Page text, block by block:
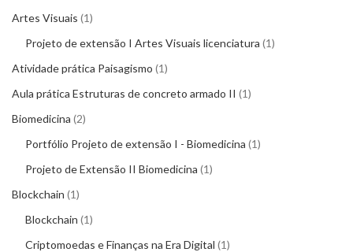
Artes Visuais 1
Projeto de extensão I Artes Visuais licenciatura 1
Atividade prática Paisagismo 1
Aula prática Estruturas de concreto armado II 1
Biomedicina 2
Portfólio Projeto de extensão I - Biomedicina 1
Projeto de Extensão II Biomedicina 1
Blockchain 1
Blockchain 1
Criptomoedas e Finanças na Era Digital 1